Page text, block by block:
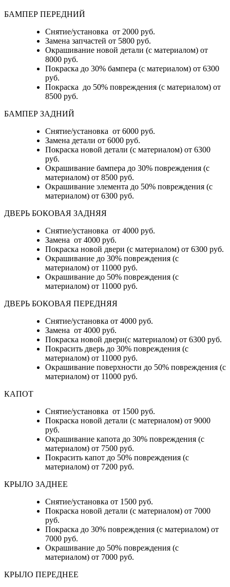
БАМПЕР ПЕРЕДНИЙ
Снятие/установка от 2000 руб.
Замена запчастей от 5800 руб.
Окрашивание новой детали (с материалом) от
8000 руб.
Покраска до 30% бампера (с материалом) от 6300
руб.
Покраска до 50% повреждения (с материалом) от
8500 руб.
БАМПЕР ЗАДНИЙ
Снятие/установка от 6000 руб.
Замена детали от 6000 руб.
Покраска новой детали (с материалом) от 6300
руб.
Окрашивание бампера до 30% повреждения (с
материалом) от 8500 руб.
Окрашивание элемента до 50% повреждения (с
материалом) от 6300 руб.
ДВЕРЬ БОКОВАЯ ЗАДНЯЯ
Снятие/установка от 4000 руб.
Замена от 4000 руб.
Покраска новой двери (с материалом) от 6300 руб.
Окрашивание до 30% повреждения (с
материалом) от 11000 руб.
Окрашивание до 50% повреждения (с
материалом) от 11000 руб.
ДВЕРЬ БОКОВАЯ ПЕРЕДНЯЯ
Снятие/установка от 4000 руб.
Замена от 4000 руб.
Покраска новой двери(с материалом) от 6300 руб.
Покрасить дверь до 30% повреждения (с
материалом) от 11000 руб.
Окрашивание поверхности до 50% повреждения (с
материалом) от 11000 руб.
КАПОТ
Снятие/установка от 1500 руб.
Покраска новой детали (с материалом) от 9000
руб.
Окрашивание капота до 30% повреждения (с
материалом) от 7500 руб.
Покрасить капот до 50% повреждения (с
материалом) от 7200 руб.
КРЫЛО ЗАДНЕЕ
Снятие/установка от 1500 руб.
Покраска новой детали (с материалом) от 7000
руб.
Покраска до 30% повреждения (с материалом) от
7000 руб.
Окрашивание до 50% повреждения (с
материалом) от 7000 руб.
КРЫЛО ПЕРЕДНЕЕ